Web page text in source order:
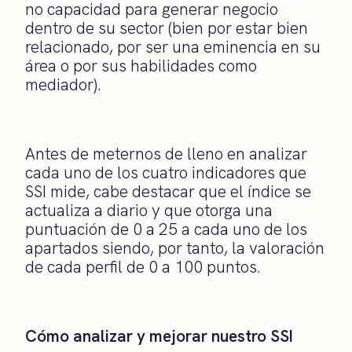
no capacidad para generar negocio
dentro de su sector (bien por estar bien
relacionado, por ser una eminencia en su
área o por sus habilidades como
mediador).
Antes de meternos de lleno en analizar
cada uno de los cuatro indicadores que
SSI mide, cabe destacar que el índice se
actualiza a diario y que otorga una
puntuación de 0 a 25 a cada uno de los
apartados siendo, por tanto, la valoración
de cada perfil de 0 a 100 puntos.
Cómo analizar y mejorar nuestro SSI